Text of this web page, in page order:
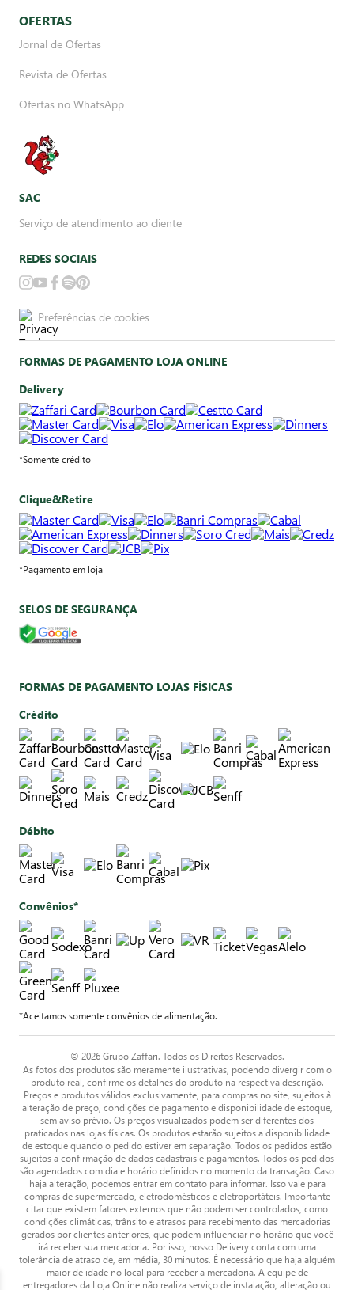
OFERTAS
Jornal de Ofertas
Revista de Ofertas
Ofertas no WhatsApp
SAC
Serviço de atendimento ao cliente
REDES SOCIAIS
Preferências de cookies
FORMAS DE PAGAMENTO LOJA ONLINE
Delivery
*Somente crédito
Clique&Retire
*Pagamento em loja
SELOS DE SEGURANÇA
FORMAS DE PAGAMENTO LOJAS FÍSICAS
Crédito
Débito
Convênios*
*Aceitamos somente convênios de alimentação.
© 2026 Grupo Zaffari. Todos os Direitos Reservados.
As fotos dos produtos são meramente ilustrativas, podendo divergir com o
produto real, confirme os detalhes do produto na respectiva descrição.
Preços e produtos válidos exclusivamente, para compras no site, sujeitos à
alteração de preço, condições de pagamento e disponibilidade de estoque,
sem aviso prévio. Os preços visualizados podem ser diferentes dos
praticados nas lojas físicas. Os produtos estarão sujeitos a disponibilidade
de estoque quando o pedido estiver em separação. Todos os pedidos estão
sujeitos a confirmação de dados cadastrais e pagamentos. Todos os pedidos
são agendados com dia e horário definidos no momento da transação. Caso
haja alteração, podemos entrar em contato para informar. Isso vale para
compras de supermercado, eletrodomésticos e eletroportáteis. Importante
citar que existem fatores externos que não podem ser controlados, como
condições climáticas, trânsito e atrasos para recebimento das mercadorias
gerados por clientes anteriores, que podem influenciar no horário que você
irá receber sua mercadoria. Por isso, nosso Delivery conta com uma
tolerância de atraso de, em média, 30 minutos. É necessário que haja alguém
maior de idade no local para receber a mercadoria. A equipe de
entregadores da Loja Online não realiza serviço de instalação, alteração ou